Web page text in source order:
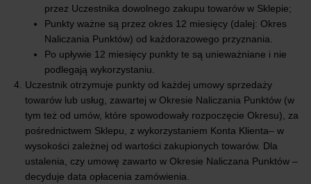
przez Uczestnika dowolnego zakupu towarów w Sklepie;
Punkty ważne są przez okres 12 miesięcy (dalej: Okres
Naliczania Punktów) od każdorazowego przyznania.
Po upływie 12 miesięcy punkty te są unieważniane i nie
podlegają wykorzystaniu.
Uczestnik otrzymuje punkty od każdej umowy sprzedaży
towarów lub usług, zawartej w Okresie Naliczania Punktów (w
tym też od umów, które spowodowały rozpoczęcie Okresu), za
pośrednictwem Sklepu, z wykorzystaniem Konta Klienta– w
wysokości zależnej od wartości zakupionych towarów. Dla
ustalenia, czy umowę zawarto w Okresie Naliczana Punktów –
decyduje data opłacenia zamówienia.